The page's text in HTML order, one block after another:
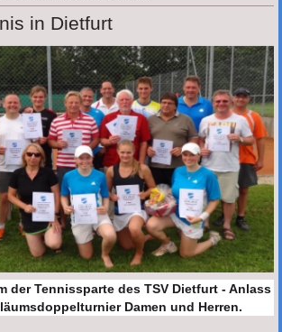
in Dietfurt
der Tennissparte des TSV Dietfurt - Anlass
Damen und Herren.